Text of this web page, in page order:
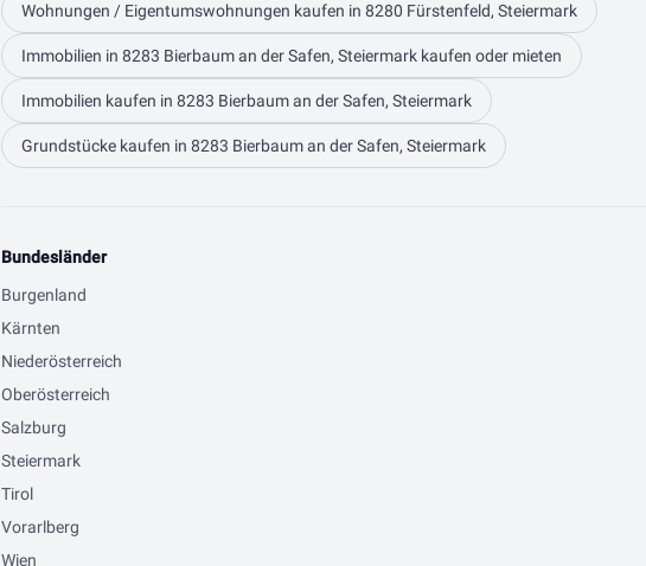
Wohnungen / Eigentumswohnungen kaufen in 8280 Fürstenfeld, Steiermark
Immobilien in 8283 Bierbaum an der Safen, Steiermark kaufen oder mieten
Immobilien kaufen in 8283 Bierbaum an der Safen, Steiermark
Grundstücke kaufen in 8283 Bierbaum an der Safen, Steiermark
Bundesländer
Burgenland
Kärnten
Niederösterreich
Oberösterreich
Salzburg
Steiermark
Tirol
Vorarlberg
Wien